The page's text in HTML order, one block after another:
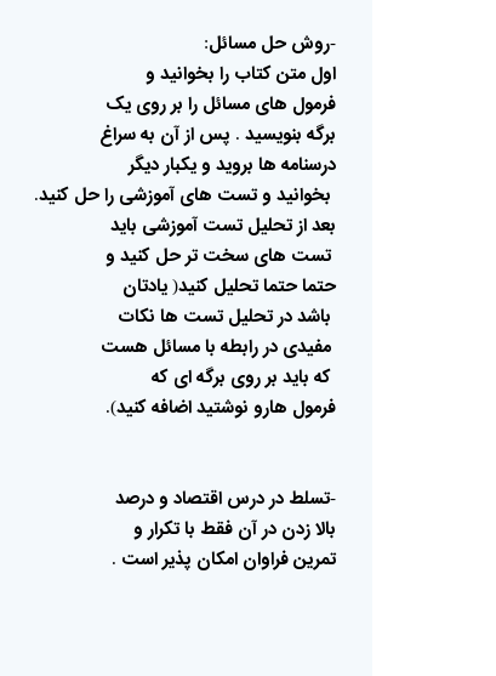
-روش حل مسائل:
اول متنکتاب را بخوانید و
فرمول های مسائل را برروی یک
برگه بنویسید . پس ازآن بهسراغ
درسنامه ها بروید ویکباردیگر
بخوانید وتست های آموزشی راحل کنید.
بعدازتحلیل تست آموزشی باید
تست های سخت ترحل کنید و
حتماحتماتحلیل کنید( یادتان
باشددرتحلیل تست ها نکات
مفیدی دررابطه بامسائل هست
که باید برروی برگهای که
فرمول هارو نوشتیداضافهکنید).
-تسلطدردرس اقتصاد ودرصد
بالازدن درآن فقط باتکرار و
تمرینفراوان امکان پذیراست .